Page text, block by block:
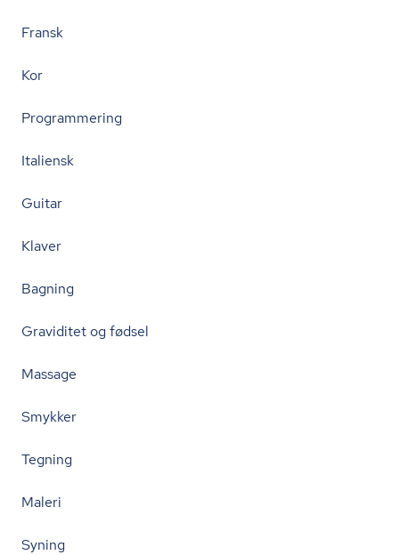
Fransk
Kor
Programmering
Italiensk
Guitar
Klaver
Bagning
Graviditet og fødsel
Massage
Smykker
Tegning
Maleri
Syning